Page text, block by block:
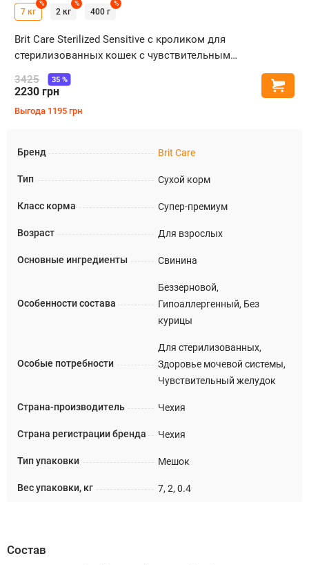
Бренд Brit Care
Тип Сухой корм
Класс корма Супер-премиум
Возраст Для взрослых
Основные ингредиенты Свинина
Особенности состава
Беззерновой,
Гипоаллергенный, Без
курицы
Особые потребности
Для стерилизованных,
Здоровье мочевой системы,
Чувствительный желудок
Страна-производитель Чехия
Страна регистрации бренда Чехия
Тип упаковки Мешок
Вес упаковки, кг 7, 2, 0.4
7 кг
%
2 кг
%
400 г
%
Brit Care Sterilized Sensitive с кроликом для
стерилизованных кошек с чувствительным
пищеварением
3425
2230 грн
35%
Выгода 1195 грн
Состав